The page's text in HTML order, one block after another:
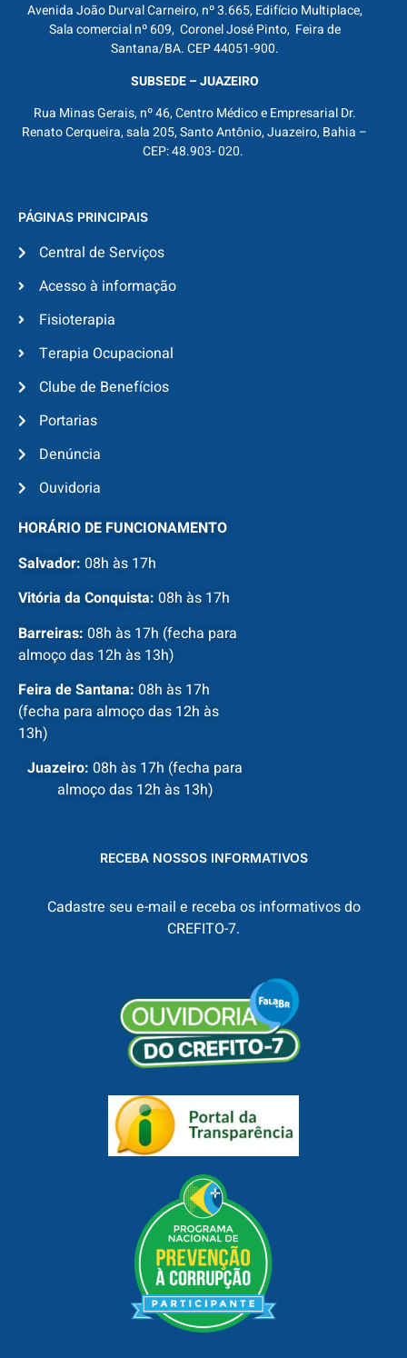
Avenida João Durval Carneiro, nº 3.665, Edifício Multiplace,
Sala comercial nº 609, Coronel José Pinto, Feira de
Santana/BA. CEP 44051-900.
SUBSEDE – JUAZEIRO
Rua Minas Gerais, nº 46, Centro Médico e Empresarial Dr.
Renato Cerqueira, sala 205, Santo Antônio, Juazeiro, Bahia –
CEP: 48.903- 020.
PÁGINAS PRINCIPAIS
Central de Serviços
Acesso à informação
Fisioterapia
Terapia Ocupacional
Clube de Benefícios
Portarias
Denúncia
Ouvidoria
HORÁRIO DE FUNCIONAMENTO
Salvador: 08h às 17h
Vitória da Conquista: 08h às 17h
Barreiras: 08h às 17h (fecha para
almoço das 12h às 13h)
Feira de Santana: 08h às 17h
(fecha para almoço das 12h às
13h)
Juazeiro: 08h às 17h (fecha para
almoço das 12h às 13h)
RECEBA NOSSOS INFORMATIVOS
Cadastre seu e-mail e receba os informativos do
CREFITO-7.